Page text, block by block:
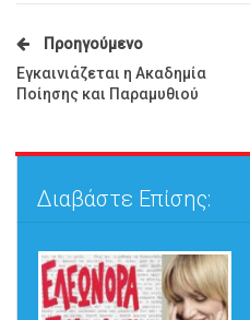
Προηγούμενο
Εγκαινιάζεται η Ακαδημία
Ποίησης και Παραμυθιού
Διαβάστε Επίσης: